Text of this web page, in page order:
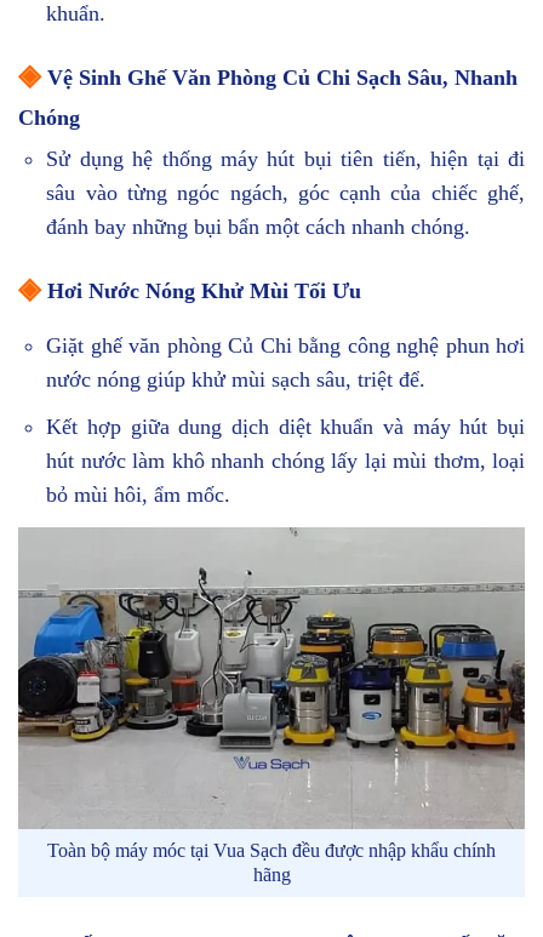
khuẩn.
◈ Vệ Sinh Ghế Văn Phòng Củ Chi Sạch Sâu, Nhanh
Chóng
Sử dụng hệ thống máy hút bụi tiên tiến, hiện tại đi
sâu vào từng ngóc ngách, góc cạnh của chiếc ghế,
đánh bay những bụi bẩn một cách nhanh chóng.
◈ Hơi Nước Nóng Khử Mùi Tối Ưu
Giặt ghế văn phòng Củ Chi bằng công nghệ phun hơi
nước nóng giúp khử mùi sạch sâu, triệt để.
Kết hợp giữa dung dịch diệt khuẩn và máy hút bụi
hút nước làm khô nhanh chóng lấy lại mùi thơm, loại
bỏ mùi hôi, ẩm mốc.
Toàn bộ máy móc tại Vua Sạch đều được nhập khẩu chính
hãng